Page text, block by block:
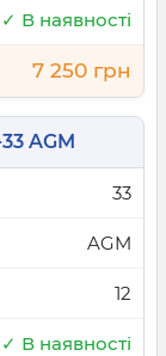
✓ В наявності
7 250 грн
AGM
33
AGM
12
✓ В наявності